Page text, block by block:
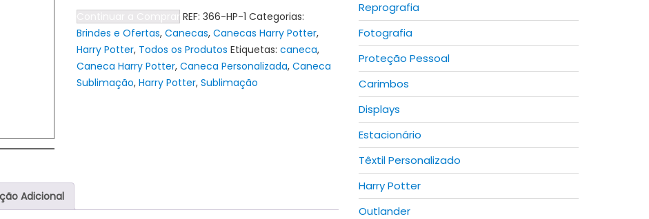
Cerâmica
Harry
Potter
-
Continuar a Comprar REF: 366-HP-1 Categorias:
Brindes e Ofertas, Canecas, Canecas Harry Potter,
Harry Potter, Todos os Produtos Etiquetas: caneca,
Caneca Harry Potter, Caneca Personalizada, Caneca
Sublimação, Harry Potter, Sublimação
Adicional
Reprografia
Fotografia
Proteção Pessoal
Carimbos
Displays
Estacionário
Têxtil Personalizado
Harry Potter
Outlander